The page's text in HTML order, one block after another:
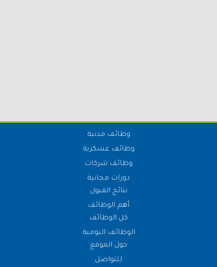
وظائف مدنية
وظائف عسكرية
وظائف شركات
دورات مجانية
نتائج القبول
أهم الوظائف
كل الوظائف
الوظائف اليومية
حول الموقع
للتواصل